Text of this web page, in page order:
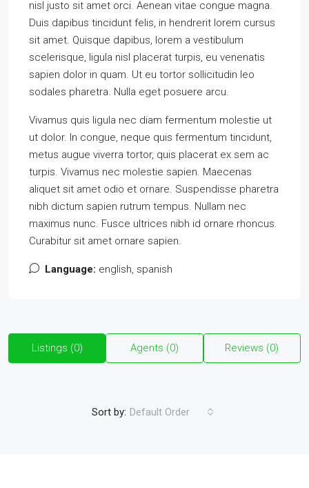
nisl justo sit amet orci. Aenean vitae congue magna.
Duis dapibus tincidunt felis, in hendrerit lorem cursus
sit amet. Quisque dapibus, lorem a vestibulum
scelerisque, ligula nisl placerat turpis, eu venenatis
sapien dolor in quam. Ut eu tortor sollicitudin leo
sodales pharetra. Nulla eget posuere arcu.
Vivamus quis ligula nec diam fermentum molestie ut
ut dolor. In congue, neque quis fermentum tincidunt,
metus augue viverra tortor, quis placerat ex sem ac
turpis. Vivamus nec molestie sapien. Maecenas
aliquet sit amet odio et ornare. Suspendisse pharetra
nibh dictum sapien rutrum tempus. Nullam nec
maximus nunc. Fusce ultrices nibh id ornare rhoncus.
Curabitur sit amet ornare sapien.
Language: english, spanish
Listings (0) Agents (0) Reviews (0)
Sort by: Default Order